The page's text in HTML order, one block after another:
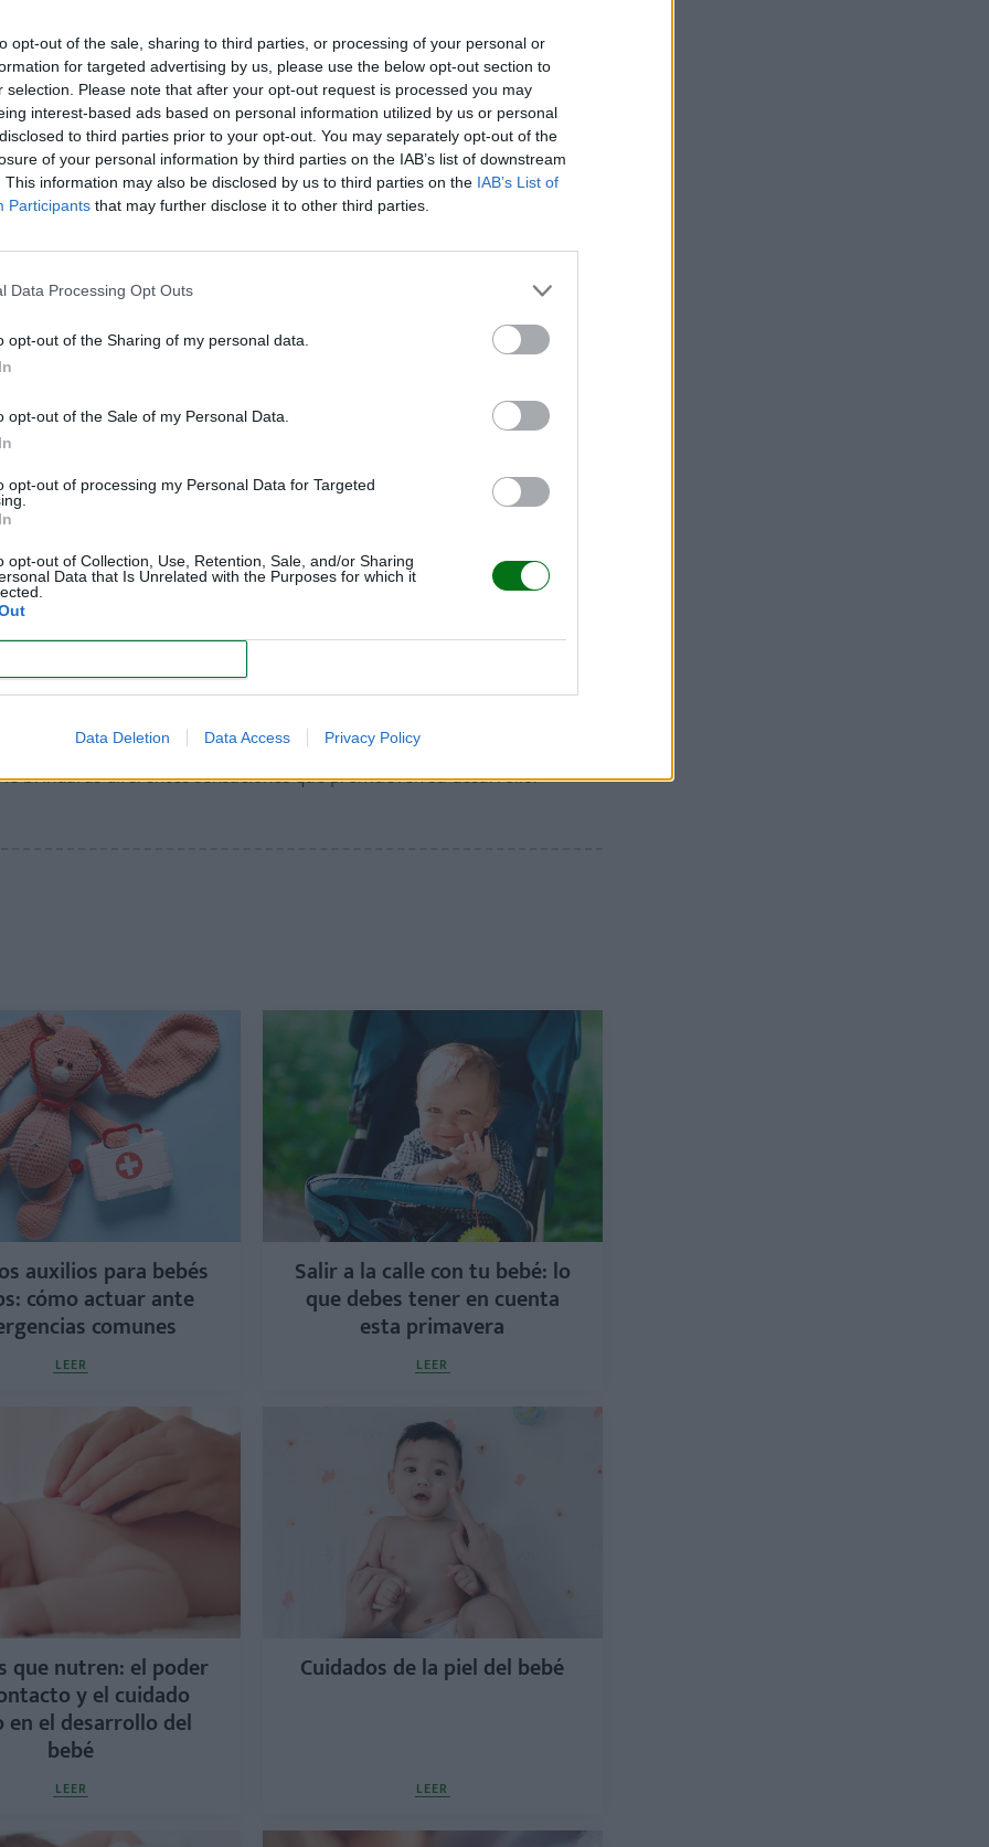
opt-out of the sale, sharing to third parties, or processing of your personal or
for targeted advertising by us, please use the below opt-out section to
selection. Please note that after your opt-out request is processed you may
interest-based ads based on personal information utilized by us or personal
to third parties prior to your opt-out. You may separately opt-out of the
of your personal information by third parties on the IAB’s list of downstream
This information may also be disclosed by us to third parties on the IAB’s List of
Participants that may further disclose it to other third parties.
Data Processing Opt Outs
opt-out of the Sharing of my personal data.
opt-out of the Sale of my Personal Data.
opt-out of processing my Personal Data for Targeted
opt-out of Collection, Use, Retention, Sale, and/or Sharing
Data that Is Unrelated with the Purposes for which it
Data Deletion Data Access Privacy Policy
DE AMBOS SEXOS POR IGUAL
edad. En niños que tienen diarreas es mucho más común que se
por eso es imprescindible limpiar –con agua y jabón o toallitas
reparadora Aquaphor®. Evita que tu peque sea uno de cada
IMPORTANTE
brindarás diferentes sensaciones que promueven su desarrollo.
auxilios para bebés
cómo actuar ante
comunes
LEER
Salir a la calle con tu bebé: lo
que debes tener en cuenta
esta primavera
LEER
que nutren: el poder
y el cuidado
en el desarrollo del
bebé
LEER
Cuidados de la piel del bebé
LEER